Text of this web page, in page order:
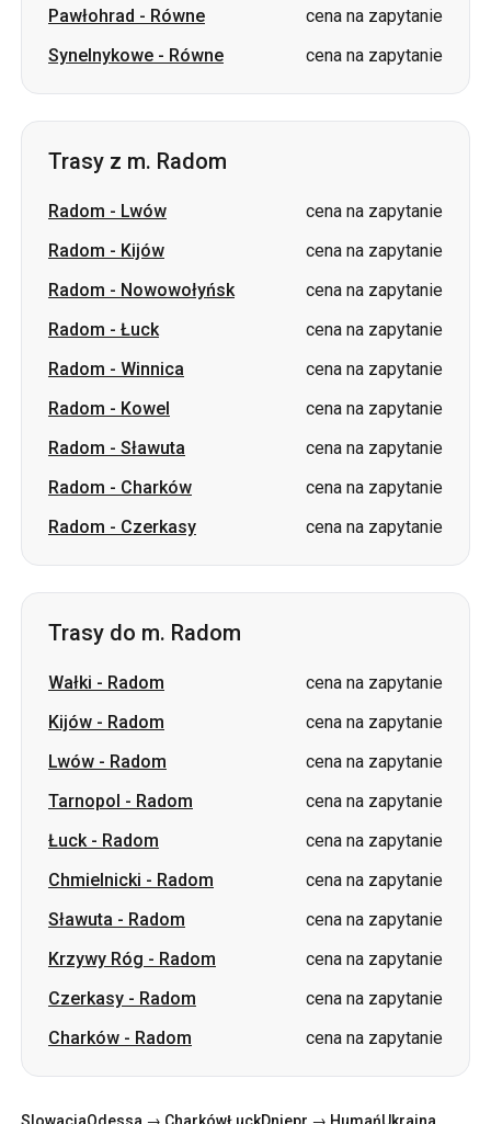
Trasy z m. Radom
Radom-Lwów
cena na zapytanie
Radom - Nowowołyńsk
Radom-Łuck
cena na zapytanie
Radom-Winnica
cena na zapytanie
Radom-Kowel
cena na zapytanie
Radom-Sławuta
cena na zapytanie
Radom-Charków
cena na zapytanie
Radom-Czerkasy cena na zapytanie
Trasy do m. Radom
Wałki-Radom
cena na zapytanie
Lwów- Radom
Tarnopol-Radom
cena na zapytanie
Łuck-Radom
cena na zapytanie
Chmielnicki-Radom
cena na zapytanie
Sławuta-Radom
cena na zapytanie
Krzywy Róg-
cena na zapytanie
Czerkasy-Radom
cena na zapytanie
Charków-Radom cena na zapytanie
SlowacjaOdessa → Charków Dniepr → HumańUkraina
Charków → KijówGdańsk